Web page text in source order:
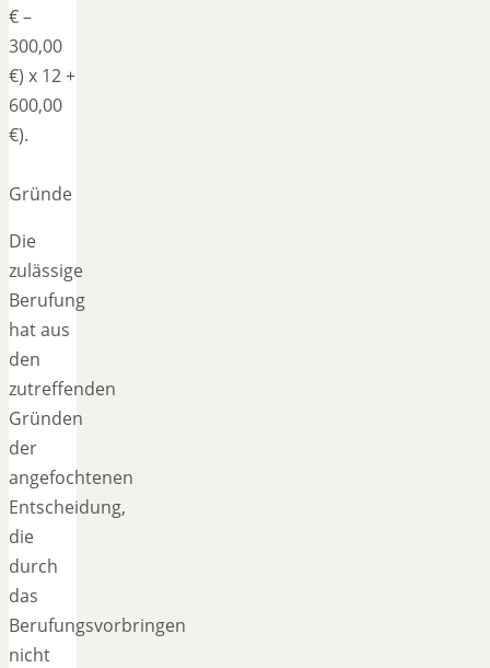
€ –
300,00
€) x 12 +
600,00
€).
Gründe
Die
zulässige
Berufung
hat aus
den
zutreffenden
Gründen
der
angefochtenen
Entscheidung,
die
durch
das
Berufungsvorbringen
nicht